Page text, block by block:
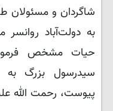
شاگردان و مسئولان
به دولت‌آباد
حیات مشخص
سیدرسول بزرگ
پیوست، رحمت الله